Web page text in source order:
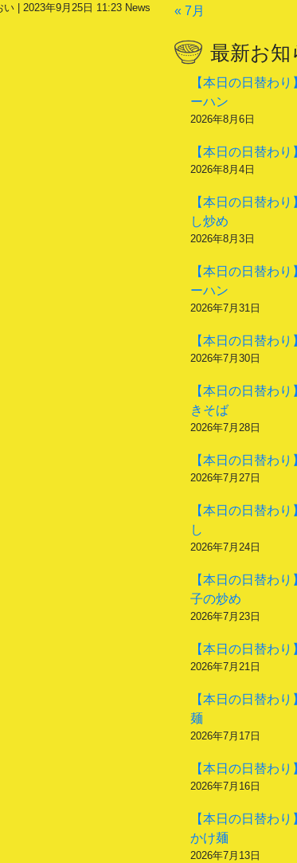
い | 2023年9月25日 11:23 News « 7月
最新お知
【本日の日替わ
ーハン
2026年8月6日
【本日の日替わ
2026年8月4日
【本日の日替わ
し炒め
2026年8月3日
【本日の日替わ
ーハン
2026年7月31日
【本日の日替わ
2026年7月30日
【本日の日替わ
きそば
2026年7月28日
【本日の日替わ
2026年7月27日
【本日の日替わ
し
2026年7月24日
【本日の日替わ
子の炒め
2026年7月23日
【本日の日替わ
2026年7月21日
【本日の日替わ
麺
2026年7月17日
【本日の日替わ
2026年7月16日
【本日の日替わ
かけ麺
2026年7月13日